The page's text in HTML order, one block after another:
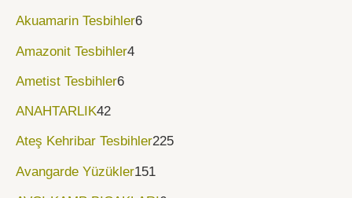
Akuamarin Tesbihler6
Amazonit Tesbihler4
Ametist Tesbihler6
ANAHTARLIK42
Ateş Kehribar Tesbihler225
Avangarde Yüzükler151